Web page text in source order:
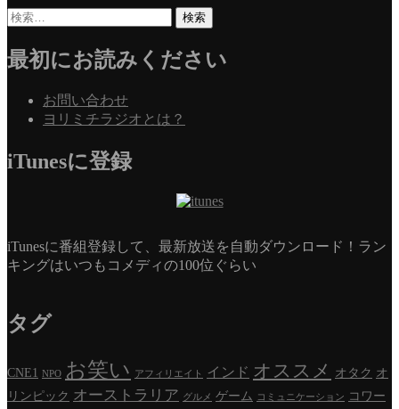
検
最初にお読みください
お問い合わせ
ヨリミチラジオとは？
iTunesに登録
iTunesに番組登録して、最新放送を自動ダウンロード！ラン
キングはいつもコメディの100位ぐらい
タグ
CNE1 NPO お笑い アフィリエイト インド オススメ オタク オ
リンピック オーストラリア グルメ ゲーム コミュニケーション コワー